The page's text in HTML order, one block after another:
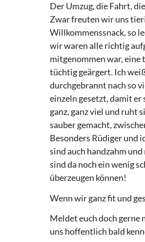
Der Umzug, die Fahrt,
Zwar freuten wir uns
Willkommenssnack, so
wir waren alle richtig
mitgenommen war, eine
tüchtig geärgert. Ich
durchgebrannt nach so
einzeln gesetzt, damit er
ganz, ganz viel und ruht
sauber gemacht,
Besonders Rüdiger und
sind auch handzahm
sind da noch ein wenig
überzeugen können!
Wenn wir ganz fit und
Meldet euch doch gerne
uns hoffentlich bald